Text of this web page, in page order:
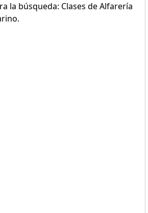
la búsqueda: Clases de Alfarería